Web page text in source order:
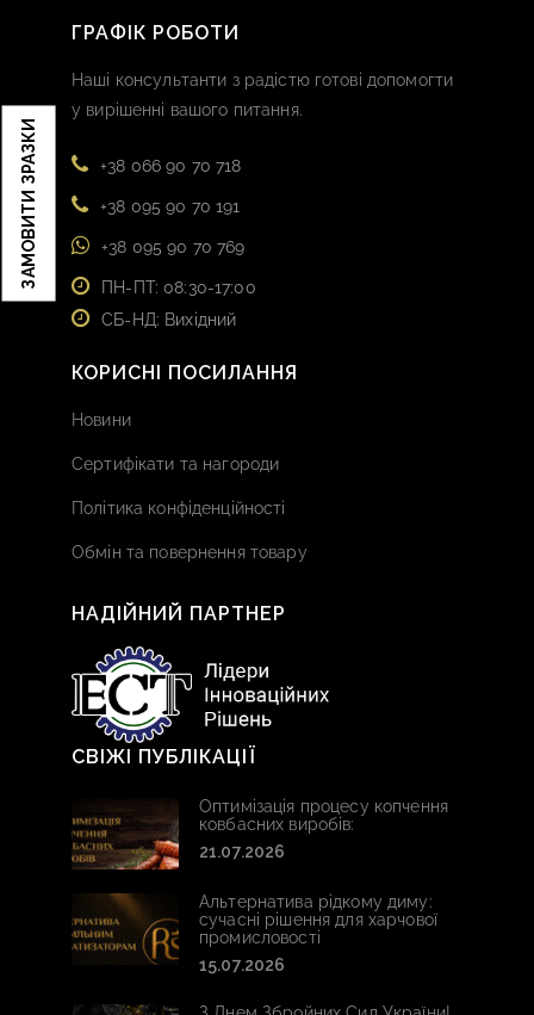
ЗАМОВИТИ ЗРАЗКИ
ГРАФІК РОБОТИ
Наші консультанти з радістю готові допомогти
у вирішенні вашого питання.
+38 066 90 70 718
+38 095 90 70 191
+38 095 90 70 769
ПН-ПТ: 08:30-17:00
СБ-НД: Вихідний
КОРИСНІ ПОСИЛАННЯ
Новини
Сертифікати та нагороди
Політика конфіденційності
Обмін та повернення товару
НАДІЙНИЙ ПАРТНЕР
СВІЖІ ПУБЛІКАЦІЇ
Оптимізація процесу копчення
ковбасних виробів:
21.07.2026
Альтернатива рідкому диму:
сучасні рішення для харчової
промисловості
15.07.2026